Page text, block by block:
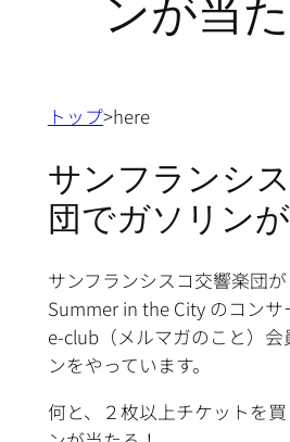
ンが当
トップ>here
サンフランシ
団でガソリン
サンフランシスコ交響楽団
Summer in the City のコンサ
e-club（メルマガのこと）
ンをやっています。
何と、２枚以上チケットを